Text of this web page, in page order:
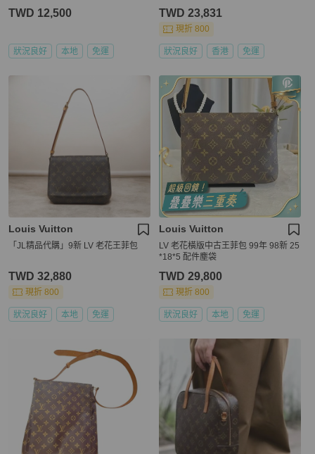
TWD 12,500
狀況良好 本地 免運
TWD 23,831
現折 800
狀況良好 香港 免運
Louis Vuitton
「JL精品代購」9新 LV 老花王菲包
TWD 32,880
現折 800
狀況良好 本地 免運
Louis Vuitton
LV 老花橫版中古王菲包 99年 98新 25
*18*5 配件塵袋
TWD 29,800
現折 800
狀況良好 本地 免運